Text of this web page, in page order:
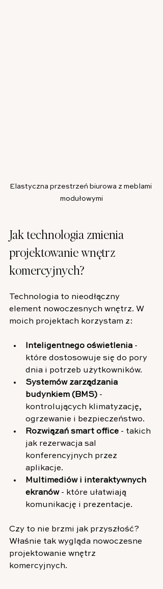
Elastyczna przestrzeń biurowa z meblami
modułowymi
Jak technologia zmienia
projektowanie wnętrz
komercyjnych?
Technologia to nieodłączny
element nowoczesnych wnętrz. W
moich projektach korzystam z:
Inteligentnego oświetlenia -
które dostosowuje się do pory
dnia i potrzeb użytkowników.
Systemów zarządzania
budynkiem (BMS) -
kontrolujących klimatyzację,
ogrzewanie i bezpieczeństwo.
Rozwiązań smart office - takich
jak rezerwacja sal
konferencyjnych przez
aplikacje.
Multimediów i interaktywnych
ekranów - które ułatwiają
komunikację i prezentacje.
Czy to nie brzmi jak przyszłość?
Właśnie tak wygląda nowoczesne
projektowanie wnętrz
komercyjnych.